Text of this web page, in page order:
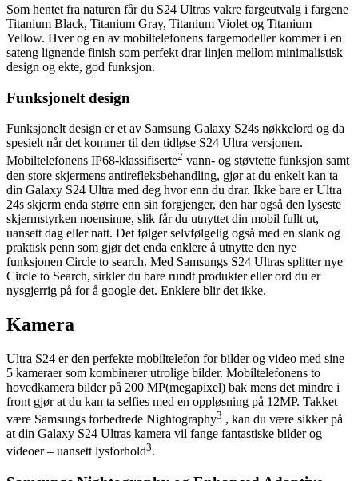
Som hentet fra naturen får du S24 Ultras vakre fargeutvalg i fargene
Titanium Black, Titanium Gray, Titanium Violet og Titanium
Yellow. Hver og en av mobiltelefonens fargemodeller kommer i en
sateng lignende finish som perfekt drar linjen mellom minimalistisk
design og ekte, god funksjon.
Funksjonelt design
Funksjonelt design er et av Samsung Galaxy S24s nøkkelord og da
spesielt når det kommer til den tidløse S24 Ultra versjonen.
Mobiltelefonens IP68-klassifiserte2 vann- og støvtette funksjon samt
den store skjermens antirefleksbehandling, gjør at du enkelt kan ta
din Galaxy S24 Ultra med deg hvor enn du drar. Ikke bare er Ultra
24s skjerm enda større enn sin forgjenger, den har også den lyseste
skjermstyrken noensinne, slik får du utnyttet din mobil fullt ut,
uansett dag eller natt. Det følger selvfølgelig også med en slank og
praktisk penn som gjør det enda enklere å utnytte den nye
funksjonen Circle to search. Med Samsungs S24 Ultras splitter nye
Circle to Search, sirkler du bare rundt produkter eller ord du er
nysgjerrig på for å google det. Enklere blir det ikke.
Kamera
Ultra S24 er den perfekte mobiltelefon for bilder og video med sine
5 kameraer som kombinerer utrolige bilder. Mobiltelefonens to
hovedkamera bilder på 200 MP(megapixel) bak mens det mindre i
front gjør at du kan ta selfies med en oppløsning på 12MP. Takket
være Samsungs forbedrede Nightography3 , kan du være sikker på
at din Galaxy S24 Ultras kamera vil fange fantastiske bilder og
videoer – uansett lysforhold3.